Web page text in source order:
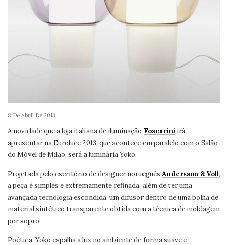
8 De Abril De 2013
A novidade que a loja italiana de iluminação Foscarini irá
apresentar na Euroluce 2013, que acontece em paralelo com o Salão
do Móvel de Milão, será a luminária Yoko.
Projetada pelo escritório de designer norueguês Andersson & Voll,
a peça é simples e extremamente refinada, além de ter uma
avançada tecnologia escondida: um difusor dentro de uma bolha de
material sintético transparente obtida com a técnica de moldagem
por sopro.
Poética, Yoko espalha a luz no ambiente de forma suave e